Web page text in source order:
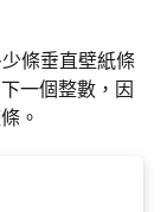
條垂直壁紙條
一個整數，因
。